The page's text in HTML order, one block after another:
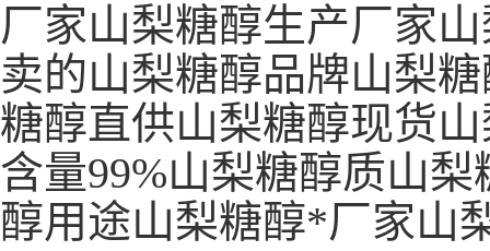
厂家山梨糖醇生产厂家
卖的山梨糖醇品牌山梨
糖醇直供山梨糖醇现货
含量99%山梨糖醇质山
醇用途山梨糖醇*厂家山